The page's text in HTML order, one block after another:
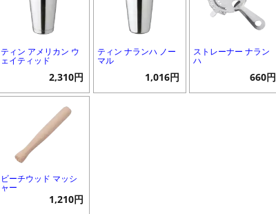
ティン アメリカン ウ
ェイティッド
2,310円
ティン ナランハ ノー
マル
1,016円
ストレーナー ナラン
ハ
660円
ビーチウッド マッシ
ャー
1,210円